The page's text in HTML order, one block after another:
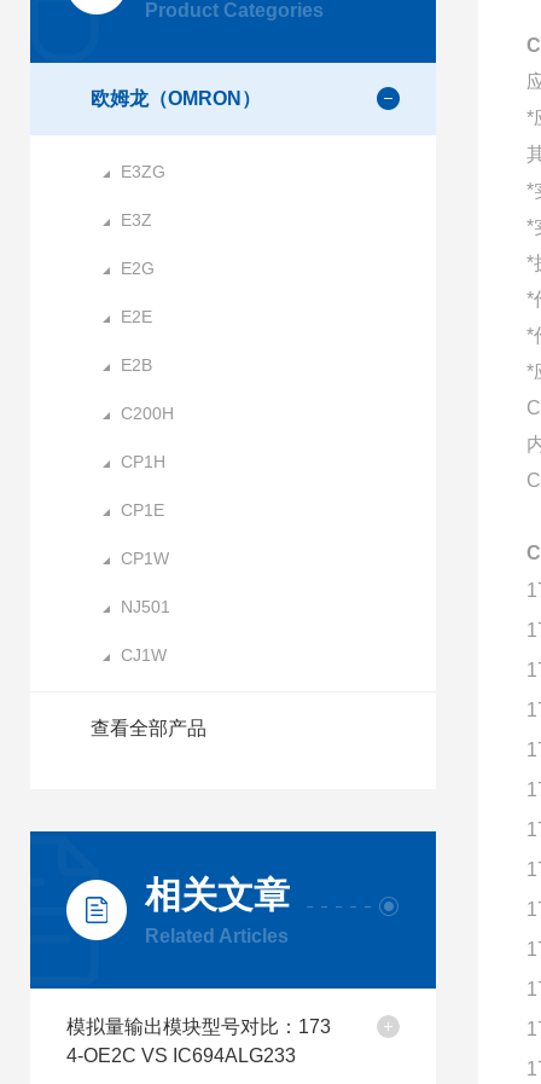
Product Categories
欧姆龙（OMRON）
E3ZG
E3Z
E2G
E2E
E2B
C200H
CP1H
CP1E
CP1W
NJ501
CJ1W
查看全部产品
相关文章
Related Articles
模拟量输出模块型号对比：173
4-OE2C VS IC694ALG233
*
*
*
*
*
*
*